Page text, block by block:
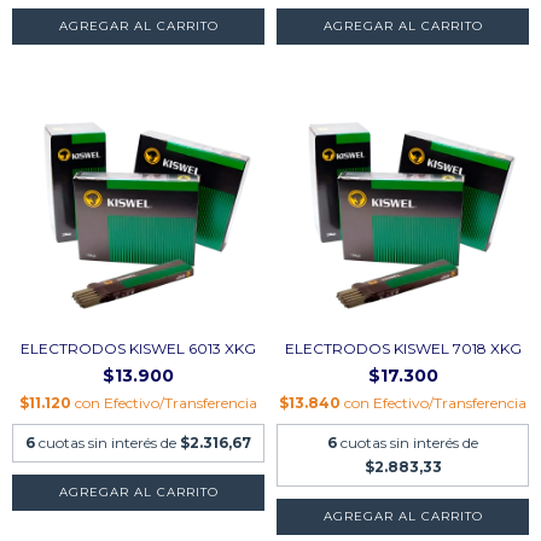
AGREGAR AL CARRITO AGREGAR AL CARRITO
ELECTRODOS KISWEL 6013 XKG
$13.900
$11.120 con Efectivo/Transferencia
6 cuotas sin interés de $2.316,67
AGREGAR AL CARRITO
ELECTRODOS KISWEL 7018 XKG
$17.300
$13.840 con Efectivo/Transferencia
6 cuotas sin interés de
$2.883,33
AGREGAR AL CARRITO